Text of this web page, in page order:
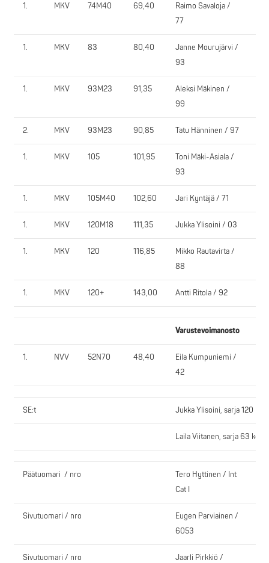
1. MKV 74M40 69,40
Raimo Savaloja /
77
1. MKV 83 80,40
Janne Mourujärvi /
93
1. MKV 93M23 91,35
Aleksi Mäkinen /
99
2. MKV 93M23 90,85 Tatu Hänninen / 97
1. MKV 105 101,95
Toni Mäki-Asiala /
93
1. MKV 105M40 102,60 Jari Kyntäjä / 71
1. MKV 120M18 111,35 Jukka Ylisoini / 03
1. MKV 120 116,85
Mikko Rautavirta /
88
1. MKV 120+ 143,00 Antti Ritola / 92
Varustevoimanosto
1. NVV 52N70 48,40
Eila Kumpuniemi /
42
SE:t Jukka Ylisoini, sarja 120 kg,
Laila Viitanen, sarja 63 kg,
Päätuomari / nro
Tero Hyttinen / Int
Cat I
Sivutuomari / nro
Eugen Parviainen /
6053
Sivutuomari / nro
Jaarli Pirkkiö /